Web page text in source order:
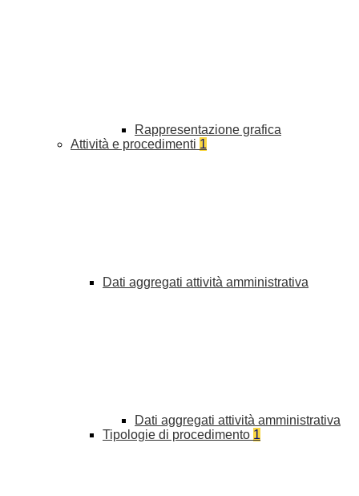
Rappresentazione grafica
Attività e procedimenti 1
Dati aggregati attività amministrativa
Dati aggregati attività amministrativa
Tipologie di procedimento 1